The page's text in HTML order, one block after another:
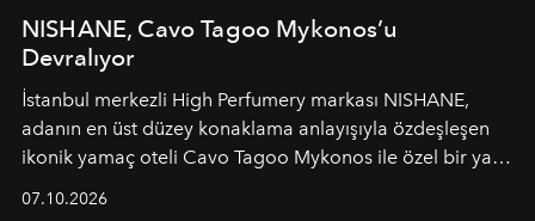
NISHANE, Cavo Tagoo Mykonos’u
Devralıyor
İstanbul merkezli High Perfumery markası NISHANE,
adanın en üst düzey konaklama anlayışıyla özdeşleşen
ikonik yamaç oteli Cavo Tagoo Mykonos ile özel bir yaz
07.10.2026